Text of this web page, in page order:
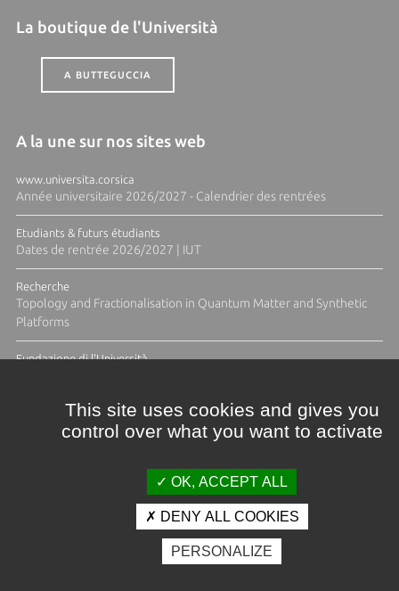
La boutique de l'Università
A BUTTEGUCCIA
A la une sur nos sites web
www.universita.corsica
Année universitaire 2026/2027 - Calendrier des rentrées
Etudiants & futurs étudiants
Dates de rentrée 2026/2027 | IUT
Recherche
Topology and Fractionalisation in Quantum Matter and Synthetic
Platforms
Fundazione di l'Università
Crédits et mentions légales
Espace presse
Photothèque
This site uses cookies and gives you
control over what you want to activate
OK, ACCEPT ALL
DENY ALL COOKIES
PERSONALIZE